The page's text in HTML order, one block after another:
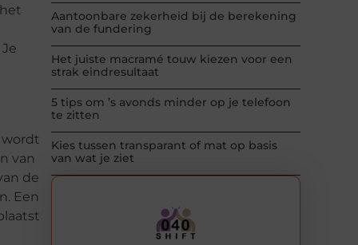
wordt
van
de
Een
Aantoonbare zekerheid bij de berekening
van de fundering
Het juiste macramé touw kiezen voor een
strak eindresultaat
5 tips om ’s avonds minder op je telefoon
te zitten
Kies tussen transparant of mat op basis
van wat je ziet